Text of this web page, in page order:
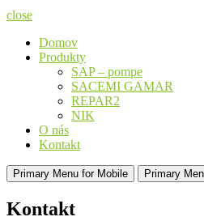
close
Domov
Produkty
SAP – pompe
SACEMI GAMAR
REPAR2
NIK
O nás
Kontakt
Primary Menu for Mobile Primary
Kontakt